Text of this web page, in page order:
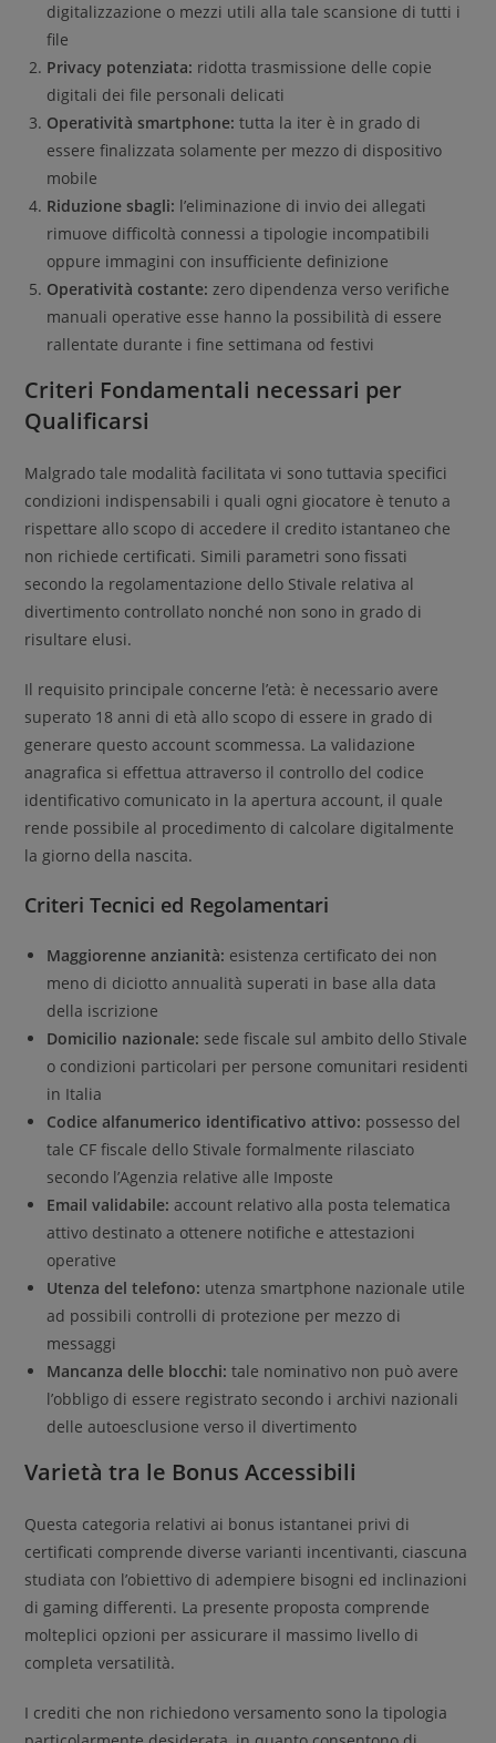
digitalizzazione o mezzi utili alla tale scansione di tutti i
file
Privacy potenziata: ridotta trasmissione delle copie
digitali dei file personali delicati
Operatività smartphone: tutta la iter è in grado di
essere finalizzata solamente per mezzo di dispositivo
mobile
Riduzione sbagli: l’eliminazione di invio dei allegati
rimuove difficoltà connessi a tipologie incompatibili
oppure immagini con insufficiente definizione
Operatività costante: zero dipendenza verso verifiche
manuali operative esse hanno la possibilità di essere
rallentate durante i fine settimana od festivi
Criteri Fondamentali necessari per
Qualificarsi
Malgrado tale modalità facilitata vi sono tuttavia specifici
condizioni indispensabili i quali ogni giocatore è tenuto a
rispettare allo scopo di accedere il credito istantaneo che
non richiede certificati. Simili parametri sono fissati
secondo la regolamentazione dello Stivale relativa al
divertimento controllato nonché non sono in grado di
risultare elusi.
Il requisito principale concerne l’età: è necessario avere
superato 18 anni di età allo scopo di essere in grado di
generare questo account scommessa. La validazione
anagrafica si effettua attraverso il controllo del codice
identificativo comunicato in la apertura account, il quale
rende possibile al procedimento di calcolare digitalmente
la giorno della nascita.
Criteri Tecnici ed Regolamentari
Maggiorenne anzianità: esistenza certificato dei non
meno di diciotto annualità superati in base alla data
della iscrizione
Domicilio nazionale: sede fiscale sul ambito dello Stivale
o condizioni particolari per persone comunitari residenti
in Italia
Codice alfanumerico identificativo attivo: possesso del
tale CF fiscale dello Stivale formalmente rilasciato
secondo l’Agenzia relative alle Imposte
Email validabile: account relativo alla posta telematica
attivo destinato a ottenere notifiche e attestazioni
operative
Utenza del telefono: utenza smartphone nazionale utile
ad possibili controlli di protezione per mezzo di
messaggi
Mancanza delle blocchi: tale nominativo non può avere
l’obbligo di essere registrato secondo i archivi nazionali
delle autoesclusione verso il divertimento
Varietà tra le Bonus Accessibili
Questa categoria relativi ai bonus istantanei privi di
certificati comprende diverse varianti incentivanti, ciascuna
studiata con l’obiettivo di adempiere bisogni ed inclinazioni
di gaming differenti. La presente proposta comprende
molteplici opzioni per assicurare il massimo livello di
completa versatilità.
I crediti che non richiedono versamento sono la tipologia